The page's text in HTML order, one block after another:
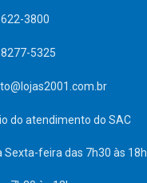
3800
5325
do atendimento do SAC
Sexta-feira das 7h30 às 18h